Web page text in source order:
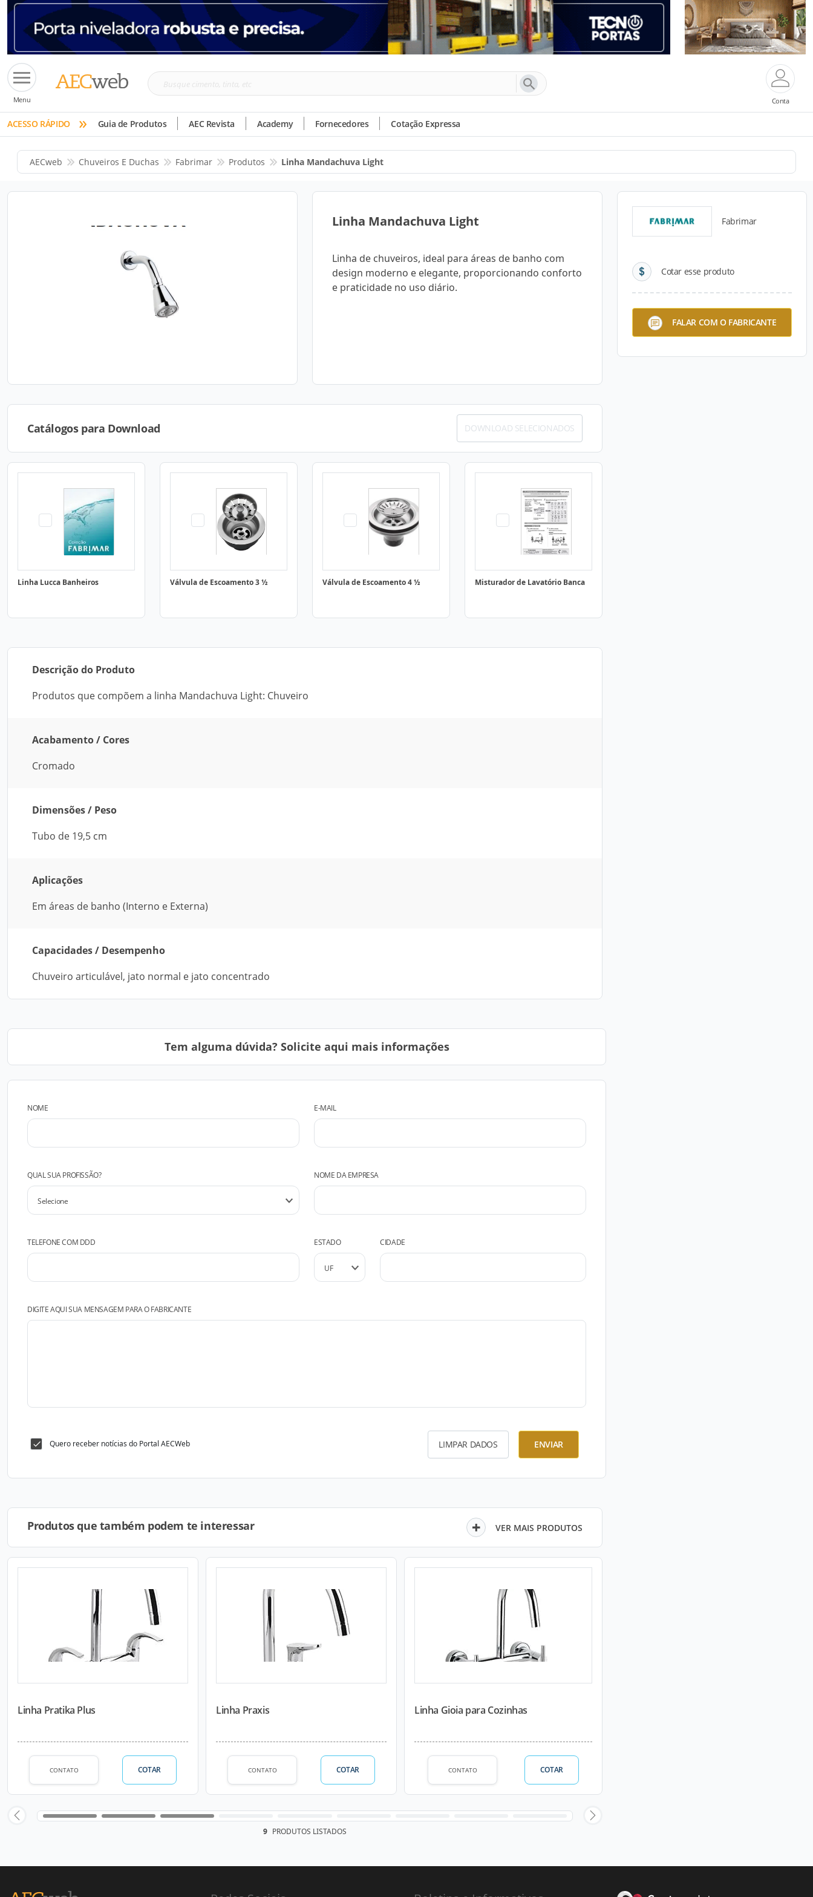
Menu
Busque
tinta,
etc
Conta
ACESSO RÁPIDO » Guia de Produtos AEC Revista Academy Fornecedores Cotação Expressa
AECweb Chuveiros E Duchas Fabrimar Produtos Linha Mandachuva Light
Linha Mandachuva Light
Linha de chuveiros, ideal para áreas de banho com
design moderno e elegante, proporcionando conforto
e praticidade no uso diário.
Fabrimar
Cotar esse produto
FALAR COM O FABRICANTE
Catálogos para Download DOWNLOAD SELECIONADOS
Linha Lucca Banheiros Válvula de Escoamento 3 ½ Válvula de Escoamento 4 ½ Misturador de Lavatório Banca
Descrição do Produto
Produtos que compõem a linha Mandachuva Light: Chuveiro
Acabamento / Cores
Cromado
Dimensões / Peso
Tubo de 19,5 cm
Aplicações
Em áreas de banho (Interno e Externa)
Capacidades / Desempenho
Chuveiro articulável, jato normal e jato concentrado
Tem alguma dúvida? Solicite aqui mais informações
NOME E-MAIL
QUAL SUA PROFISSÃO? NOME DA EMPRESA
TELEFONE COM DDD ESTADO CIDADE
DIGITE AQUI SUA MENSAGEM PARA O FABRICANTE
Quero receber notícias do Portal AECWeb LIMPAR DADOS ENVIAR
Produtos que também podem te interessar VER MAIS PRODUTOS
Linha Pratika Plus
CONTATO COTAR
Linha Praxis
CONTATO COTAR
Linha Gioia para Cozinhas
CONTATO COTAR
9 PRODUTOS LISTADOS